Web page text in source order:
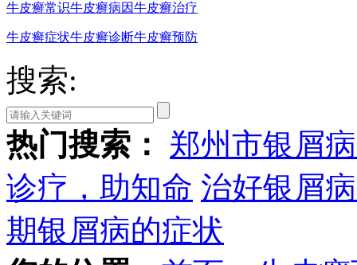
牛皮癣常识牛皮癣病因牛皮癣治疗
牛皮癣症状牛皮癣诊断牛皮癣预防
搜索:
热门搜索：
郑州市银屑
诊疗，助知命 治好银屑
期银屑病的症状